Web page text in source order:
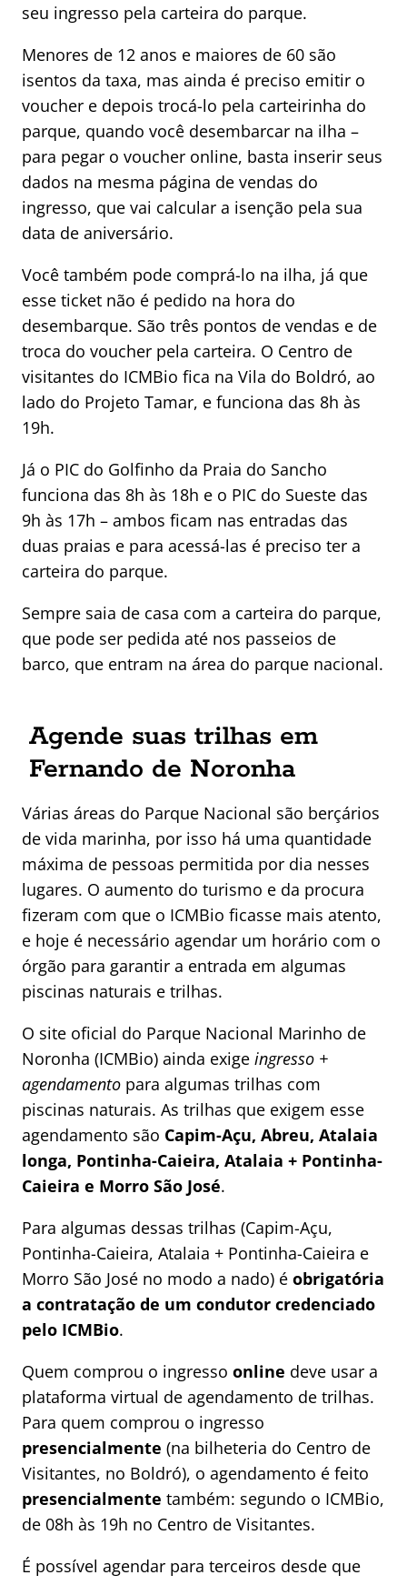
seu ingresso pela carteira do parque.
Menores de 12 anos e maiores de 60 são
isentos da taxa, mas ainda é preciso emitir o
voucher e depois trocá-lo pela carteirinha do
parque, quando você desembarcar na ilha –
para pegar o voucher online, basta inserir seus
dados na mesma página de vendas do
ingresso, que vai calcular a isenção pela sua
data de aniversário.
Você também pode comprá-lo na ilha, já que
esse ticket não é pedido na hora do
desembarque. São três pontos de vendas e de
troca do voucher pela carteira. O Centro de
visitantes do ICMBio fica na Vila do Boldró, ao
lado do Projeto Tamar, e funciona das 8h às
19h.
Já o PIC do Golfinho da Praia do Sancho
funciona das 8h às 18h e o PIC do Sueste das
9h às 17h – ambos ficam nas entradas das
duas praias e para acessá-las é preciso ter a
carteira do parque.
Sempre saia de casa com a carteira do parque,
que pode ser pedida até nos passeios de
barco, que entram na área do parque nacional.
Agende suas trilhas em
Fernando de Noronha
Várias áreas do Parque Nacional são berçários
de vida marinha, por isso há uma quantidade
máxima de pessoas permitida por dia nesses
lugares. O aumento do turismo e da procura
fizeram com que o ICMBio ficasse mais atento,
e hoje é necessário agendar um horário com o
órgão para garantir a entrada em algumas
piscinas naturais e trilhas.
O site oficial do Parque Nacional Marinho de
Noronha (ICMBio) ainda exige ingresso +
agendamento para algumas trilhas com
piscinas naturais. As trilhas que exigem esse
agendamento são Capim-Açu, Abreu, Atalaia
longa, Pontinha-Caieira, Atalaia + Pontinha-
Caieira e Morro São José.
Para algumas dessas trilhas (Capim-Açu,
Pontinha-Caieira, Atalaia + Pontinha-Caieira e
Morro São José no modo a nado) é obrigatória
a contratação de um condutor credenciado
pelo ICMBio.
Quem comprou o ingresso online deve usar a
plataforma virtual de agendamento de trilhas.
Para quem comprou o ingresso
presencialmente (na bilheteria do Centro de
Visitantes, no Boldró), o agendamento é feito
presencialmente também: segundo o ICMBio,
de 08h às 19h no Centro de Visitantes.
É possível agendar para terceiros desde que